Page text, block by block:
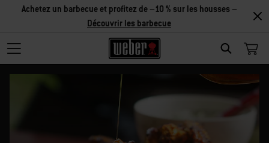
SEARCH
Achetez un barbecue et profitez de –10 % sur les housses –
Découvrir les barbecue